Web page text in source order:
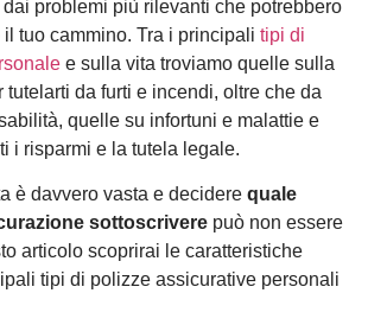
problemi più rilevanti che potrebbero
tuo cammino. Tra i principali tipi di
e sulla vita troviamo quelle sulla
tutelarti da furti e incendi, oltre che da
quelle su infortuni e malattie e
i risparmi e la tutela legale.
è davvero vasta e decidere quale
sottoscrivere può non essere
articolo scoprirai le caratteristiche
tipi di polizze assicurative personali